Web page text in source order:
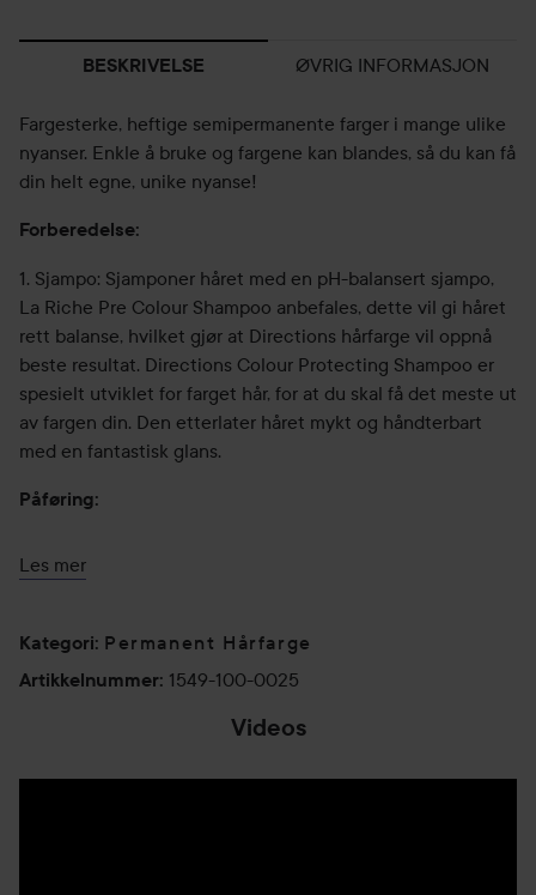
BESKRIVELSE ØVRIG INFORMASJON
Fargesterke, heftige semipermanente farger i mange ulike
nyanser. Enkle å bruke og fargene kan blandes, så du kan få
din helt egne, unike nyanse!
Forberedelse:
1. Sjampo: Sjamponer håret med en pH-balansert sjampo,
La Riche Pre Colour Shampoo anbefales, dette vil gi håret
rett balanse, hvilket gjør at Directions hårfarge vil oppnå
beste resultat. Directions Colour Protecting Shampoo er
spesielt utviklet for farget hår, for at du skal få det meste ut
av fargen din. Den etterlater håret mykt og håndterbart
med en fantastisk glans.
Påføring:
emulgerer, det vil si skummer, da har fargen trengt inn i
3. Bearbeiding: Tiden fargen skal sitte i er mellom 15-30
minutter, en plasthette hjelper til med å holde varmen på
Les mer
Kategori: Permanent Hårfarge
Artikkelnummer: 1549-100-0025
Videos